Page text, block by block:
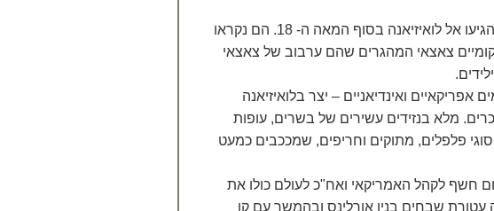
קייג'נים הוא כינויים של מהגרים מקנדה הצרפתית שהגיעו אל לואיזיאנה בסוף המאה ה- 18. הם נקראו
צאצאי המהגרים שהם ערבוב של צאצאי
ואינדיאניים – יצר בלואיזיאנה
מלא בנזידים עשירים של בשרים, עופות
פלפלים, מתוקים וחריפים, שמככבים כמעט
חשף לקהל האמריקאי ואח"כ לעולם כולו את
שבחים בניו אורלינס ובהמשך עם קו